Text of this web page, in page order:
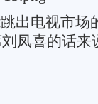
出电视市场
凤喜的话